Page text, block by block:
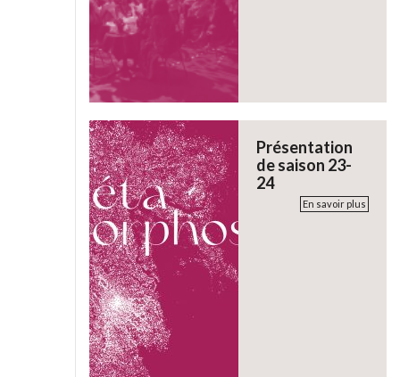
Présentation
de saison 23-
24
En savoir plus